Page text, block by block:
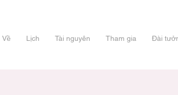
Về Lịch Tài nguyên Tham gia Đài